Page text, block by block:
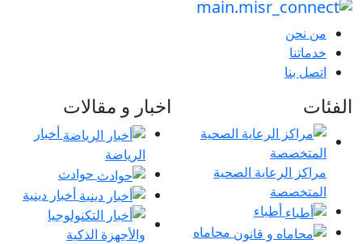
نحن
بنا
الرعاية الصحية
أطباء
محاماه
اخبار و مقالات
أخبار
حوادث
أخبار دينية